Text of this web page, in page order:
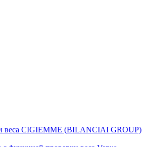
веса CIGIEMME (BILANCIAI GROUP)